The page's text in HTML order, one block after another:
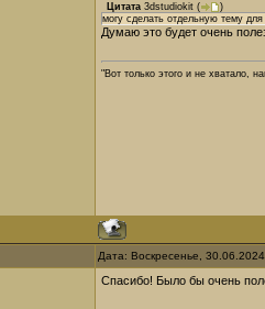
Цитата 3dstudiokit (
)
могу сделать отдельную тему
Думаю это будет очень
"Вот только этого и не хватало,
Дата: Воскресенье,
Спасибо! Было бы очень